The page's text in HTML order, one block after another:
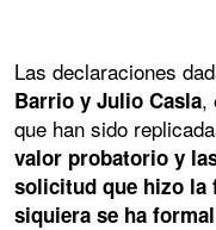
Las declaraciones
Barrio y Julio Casla,
que han sido
valor probatorio y
solicitud que hizo la
siquiera se ha